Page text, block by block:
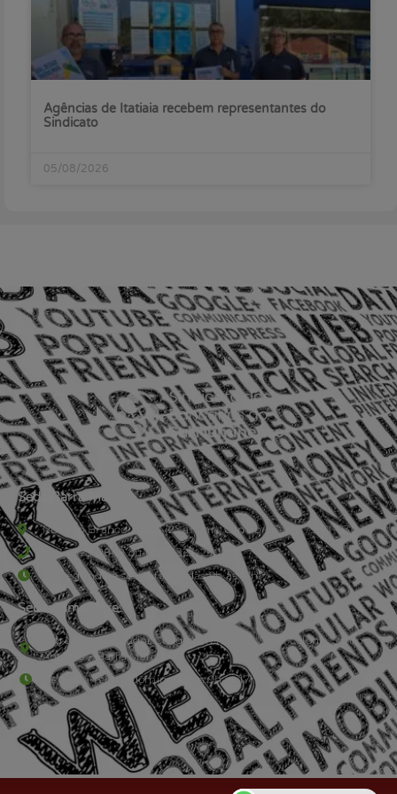
Agências de Itatiaia recebem representantes do
Sindicato
05/08/2026
Sede Barra Mansa
Rua Rio Branco, nº107 (2º andar), Centro - Cep: 27.330-030
(24) 3323-2848 ou (24) 3323-2500
De segunda à sexta-feira , das 9h às 17h.
Sede Campestre:
Estrada Governador Chagas Freitas – 3.780 – Colônia Santo
Antônio – Barra Mansa
De terça-feira a domingo, das 9h às 17h